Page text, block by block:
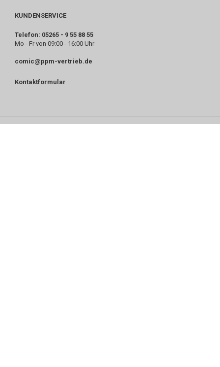
KUNDENSERVICE
Telefon: 05265 - 9 55 88 55
Mo - Fr von 09:00 - 16:00 Uhr
comic@ppm-vertrieb.de
Kontaktformular